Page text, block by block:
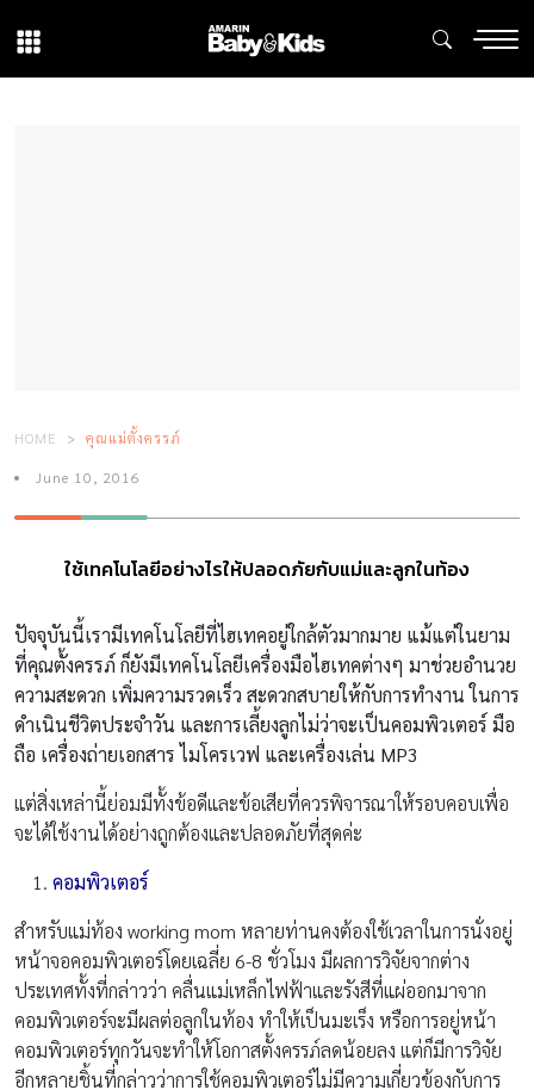
HOME คุณแม่ตั้งครรภ์
June 10, 2016
ใช้เทคโนโลยีอย่างไรให้ปลอดภัยกับแม่และลูกในท้อง
ปัจจุบันนี้เรามีเทคโนโลยีที่ไฮเทคอยู่ใกล้ตัวมากมาย แม้แต่ในยาม
ที่คุณตั้งครรภ์ ก็ยังมีเทคโนโลยีเครื่องมือไฮเทคต่างๆ มาช่วยอำนวย
ความสะดวก เพิ่มความรวดเร็ว สะดวกสบายให้กับการทำงาน ในการ
ดำเนินชีวิตประจำวัน และการเลี้ยงลูกไม่ว่าจะเป็นคอมพิวเตอร์ มือ
ถือ เครื่องถ่ายเอกสาร ไมโครเวฟ และเครื่องเล่น MP3
แต่สิ่งเหล่านี้ย่อมมีทั้งข้อดีและข้อเสียที่ควรพิจารณาให้รอบคอบเพื่อ
จะได้ใช้งานได้อย่างถูกต้องและปลอดภัยที่สุดค่ะ
คอมพิวเตอร์
สำหรับแม่ท้อง working mom หลายท่านคงต้องใช้เวลาในการนั่งอยู่
หน้าจอคอมพิวเตอร์โดยเฉลี่ย 6-8 ชั่วโมง มีผลการวิจัยจากต่าง
ประเทศทั้งที่กล่าวว่า คลื่นแม่เหล็กไฟฟ้าและรังสีที่แผ่ออกมาจาก
คอมพิวเตอร์จะมีผลต่อลูกในท้อง ทำให้เป็นมะเร็ง หรือการอยู่หน้า
คอมพิวเตอร์ทุกวันจะทำให้โอกาสตั้งครรภ์ลดน้อยลง แต่ก็มีการวิจัย
อีกหลายชิ้นที่กล่าวว่าการใช้คอมพิวเตอร์ไม่มีความเกี่ยวข้องกับการ